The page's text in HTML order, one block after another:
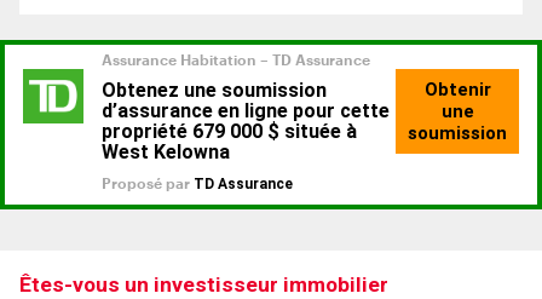
Êtes-vous un investisseur immobilier